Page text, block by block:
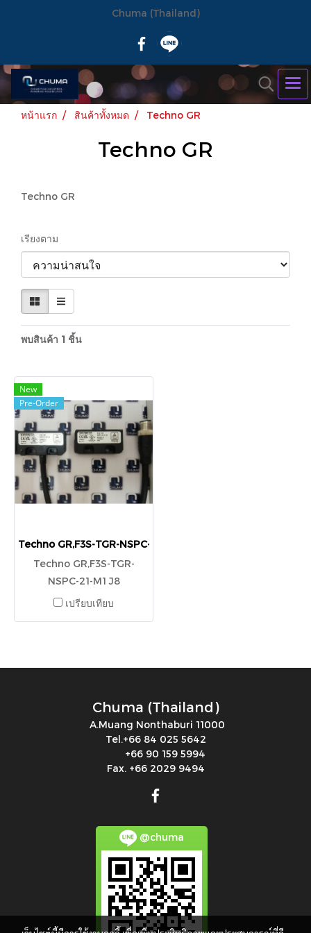
Chuma (Thailand)
หน้าแรก สินค้าทั้งหมด Techno GR
Techno GR
Techno GR
เรียงตาม
พบสินค้า 1 ชิ้น
New
Pre-Order
Techno GR,F3S-TGR-NSPC-21-M1 J8
Techno GR,F3S-TGR-
NSPC-21-M1 J8
เปรียบเทียบ
Chuma (Thailand)
A.Muang Nonthaburi 11000
Tel.+66 84 025 5642
+66 90 159 5994
Fax. +66 2029 9494
@chuma